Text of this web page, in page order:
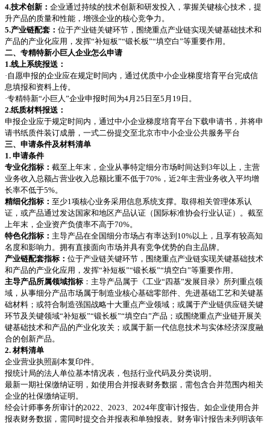
4.技术创新： 企业通过持续的技术创新和研发投入，掌握关键核心技术，提
升产品的质量和性能，增强企业的核心竞争力。
5.产业链配套： 位于产业链关键环节，围绕重点产业链实现关键基础技术和
产品的产业化应用，发挥“补短板”“锻长板”“填空白”等重要作用。
二、专精特新小巨人企业怎么申请
1.线上系统报送：
·自愿申报的企业应在规定时间内，通过优质中小企业梯度培育平台完成信
息填报和资料上传。
·专精特新“小巨人”企业申报时间为4月25日至5月19日。
2.纸质材料报送：
申报企业应于规定时间内，通过中小企业梯度培育平台下载申请书，并将申
请书纸质件装订成册，一式二份提交至北京市中小企业公共服务平台
三、申请条件及材料清单
1. 申请条件
专业化指标： 截至上年末，企业从事特定细分市场时间达到3年以上，主营
业务收入总额占营业收入总额比重不低于70%，近2年主营业务收入平均增
长率不低于5%。
精细化指标： 至少1项核心业务采用信息系统支撑。取得相关管理体系认
证，或产品通过发达国家和地区产品认证（国际标准协会行业认证）。截至
上年末，企业资产负债率不高于70%。
特色化指标： 主导产品在全国细分市场占有率达到10%以上，且享有较高知
名度和影响力。拥有直接面向市场并具有竞争优势的自主品牌。
产业链配套指标： 位于产业链关键环节，围绕重点产业链实现关键基础技术
和产品的产业化应用，发挥“补短板”“锻长板”“填空白”等重要作用。
主导产品所属领域指标 ：主导产品属于《工业“四基”发展目录》所列重点领
域，从事细分产品市场属于制造业核心基础零部件、先进基础工艺和关键基
础材料；或符合制造强国战略十大重点产业领域；或属于产业链供应链关键
环节及关键领域“补短板”“锻长板”“填空白”产品；或围绕重点产业链开展关
键基础技术和产品的产业化攻关；或属于新一代信息技术与实体经济深度融
合的创新产品。
2. 材料清单
企业营业执照副本复印件。
报统计局的法人单位基本情况表，包括行业代码及分类说明。
最新一期社保缴纳证明，如使用合并报表财务数据，需包含合并范围内相关
企业的社保缴纳证明。
经会计师事务所审计的2022、2023、2024年度审计报告。如企业使用合并
报表财务数据，需同时提交合并报表和单独报表。财务审计报告未列明该年